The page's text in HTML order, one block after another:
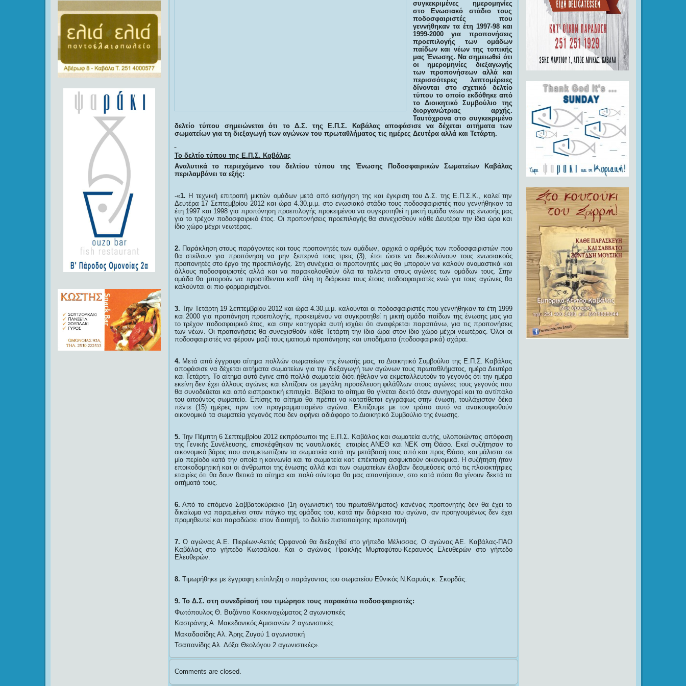
συγκεκριμένες ημερομηνίες
στο Ενωσιακό στάδιο τους
ποδοσφαιριστές που
γεννήθηκαν τα έτη 1997-98 και
1999-2000 για προπονήσεις
προεπιλογής των ομάδων
παίδων και νέων της τοπικής
μας Ένωσης. Να σημειωθεί ότι
οι ημερομηνίες διεξαγωγής
των προπονήσεων αλλά και
περισσότερες λεπτομέρειες
δίνονται στο σχετικό δελτίο
τύπου το οποίο εκδόθηκε από
το Διοικητικό Συμβούλιο της
διοργανώτριας αρχής.
Ταυτόχρονα στο συγκεκριμένο
δελτίο τύπου σημειώνεται ότι το Δ.Σ. της Ε.Π.Σ. Καβάλας αποφάσισε να δέχεται αιτήματα των
σωματείων για τη διεξαγωγή των αγώνων του πρωταθλήματος τις ημέρες Δευτέρα αλλά και Τετάρτη.
Το δελτίο τύπου της Ε.Π.Σ. Καβάλας
Αναλυτικά το περιεχόμενο του δελτίου τύπου της Ένωσης Ποδοσφαιρικών Σωματείων Καβάλας
περιλαμβάνει τα εξής:
-«1. Η τεχνική επιτροπή μικτών ομάδων μετά από εισήγηση της και έγκριση του Δ.Σ. της Ε.Π.Σ.Κ., καλεί την
Δευτέρα 17 Σεπτεμβρίου 2012 και ώρα 4.30.μ.μ. στο ενωσιακό στάδιο τους ποδοσφαιριστές που γεννήθηκαν τα
έτη 1997 και 1998 για προπόνηση προεπιλογής προκειμένου να συγκροτηθεί η μικτή ομάδα νέων της ένωσής μας
για το τρέχον ποδοσφαιρικό έτος. Οι προπονήσεις προεπιλογής θα συνεχισθούν κάθε Δευτέρα την ίδια ώρα και
ίδιο χώρο μέχρι νεωτέρας.
2. Παράκληση στους παράγοντες και τους προπονητές των ομάδων, αρχικά ο αριθμός των ποδοσφαιριστών που
θα στείλουν για προπόνηση να μην ξεπερνά τους τρεις (3), έτσι ώστε να διευκολύνουν τους ενωσιακούς
προπονητές στο έργο της προεπιλογής. Στη συνέχεια οι προπονητές μας θα μπορούν να καλούν ονομαστικά και
άλλους ποδοσφαιριστές αλλά και να παρακολουθούν όλα τα ταλέντα στους αγώνες των ομάδων τους. Στην
ομάδα θα μπορούν να προστίθενται καθ’ όλη τη διάρκεια τους έτους ποδοσφαιριστές ενώ για τους αγώνες θα
καλούνται οι πιο φορμαρισμένοι.
3. Την Τετάρτη 19 Σεπτεμβρίου 2012 και ώρα 4.30.μ.μ. καλούνται οι ποδοσφαιριστές που γεννήθηκαν τα έτη 1999
και 2000 για προπόνηση προεπιλογής, προκειμένου να συγκροτηθεί η μικτή ομάδα παίδων της ένωσης μας για
το τρέχον ποδοσφαιρικό έτος, και στην κατηγορία αυτή ισχύει ότι αναφέρεται παραπάνω, για τις προπονήσεις
των νέων. Οι προπονήσεις θα συνεχισθούν κάθε Τετάρτη την ίδια ώρα στον ίδιο χώρο μέχρι νεωτέρας. Όλοι οι
ποδοσφαιριστές να φέρουν μαζί τους ιματισμό προπόνησης και υποδήματα (ποδοσφαιρικά) σχάρα.
4. Μετά από έγγραφο αίτημα πολλών σωματείων της ένωσής μας, το Διοικητικό Συμβούλιο της Ε.Π.Σ. Καβάλας
αποφάσισε να δέχεται αιτήματα σωματείων για την διεξαγωγή των αγώνων τους πρωταθλήματος, ημέρα Δευτέρα
και Τετάρτη. Το αίτημα αυτό έγινε από πολλά σωματεία διότι ήθελαν να εκμεταλλευτούν το γεγονός ότι την ημέρα
εκείνη δεν έχει άλλους αγώνες και ελπίζουν σε μεγάλη προσέλευση φιλάθλων στους αγώνες τους γεγονός που
θα συνοδεύεται και από εισπρακτική επιτυχία. Βέβαια το αίτημα θα γίνεται δεκτό όταν συνηγορεί και το αντίπαλο
του αιτούντος σωματείο. Επίσης το αίτημα θα πρέπει να κατατίθεται εγγράφως στην ένωση, τουλάχιστον δέκα
πέντε (15) ημέρες πριν τον προγραμματισμένο αγώνα. Ελπίζουμε με τον τρόπο αυτό να ανακουφισθούν
οικονομικά τα σωματεία γεγονός που δεν αφήνει αδιάφορο το Διοικητικό Συμβούλιο της ένωσης.
5. Την Πέμπτη 6 Σεπτεμβρίου 2012 εκπρόσωποι της Ε.Π.Σ. Καβάλας και σωματεία αυτής, υλοποιώντας απόφαση
της Γενικής Συνέλευσης, επισκέφθηκαν τις ναυτιλιακές εταιρίες ΑΝΕΘ και ΝΕΚ στη Θάσο. Εκεί συζήτησαν το
οικονομικό βάρος που αντιμετωπίζουν τα σωματεία κατά την μετάβασή τους από και προς Θάσο, και μάλιστα σε
μία περίοδο κατά την οποία η κοινωνία και τα σωματεία κατ’ επέκταση ασφυκτιούν οικονομικά. Η συζήτηση ήταν
εποικοδομητική και οι άνθρωποι της ένωσης αλλά και των σωματείων έλαβαν δεσμεύσεις από τις πλοιοκτήτριες
εταιρίες ότι θα δουν θετικά το αίτημα και πολύ σύντομα θα μας απαντήσουν, στο κατά πόσο θα γίνουν δεκτά τα
αιτήματά τους.
6. Από το επόμενο Σαββατοκύριακο (1η αγωνιστική του πρωταθλήματος) κανένας προπονητής δεν θα έχει το
δικαίωμα να παραμείνει στον πάγκο της ομάδας του, κατά την διάρκεια του αγώνα, αν προηγουμένως δεν έχει
προμηθευτεί και παραδώσει στον διαιτητή, το δελτίο πιστοποίησης προπονητή.
7. Ο αγώνας Α.Ε. Πιερέων-Αετός Ορφανού θα διεξαχθεί στο γήπεδο Μέλισσας. Ο αγώνας ΑΕ. Καβάλας-ΠΑΟ
Καβάλας στο γήπεδο Κωτσάλου. Και ο αγώνας Ηρακλής Μυρτοφύτου-Κεραυνός Ελευθερών στο γήπεδο
Ελευθερών.
8. Τιμωρήθηκε με έγγραφη επίπληξη ο παράγοντας του σωματείου Εθνικός Ν.Καρυάς κ. Σκορδάς.
9. Το Δ.Σ. στη συνεδρίασή του τιμώρησε τους παρακάτω ποδοσφαιριστές:
Φωτόπουλος Θ. Βυζάντιο Κοκκινοχώματος 2 αγωνιστικές
Καστράνης Α. Μακεδονικός Αμισιανών 2 αγωνιστικές
Μακαδασίδης Αλ. Άρης Ζυγού 1 αγωνιστική
Τσαπανίδης Αλ. Δόξα Θεολόγου 2 αγωνιστικές».
Comments are closed.